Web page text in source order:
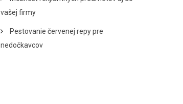
vašej firmy
Pestovanie červenej repy pre
nedočkavcov